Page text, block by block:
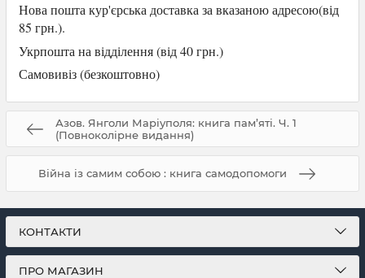
Нова пошта кур'єрська доставка за вказаною адресою(від
85 грн.).
Укрпошта на відділення (від 40 грн.)
Самовивіз (безкоштовно)
Азов. Янголи Маріуполя: книга пам’яті. Ч. 1
(Повноколірне видання)
Війна із самим собою : книга самодопомоги
КОНТАКТИ
ПРО МАГАЗИН